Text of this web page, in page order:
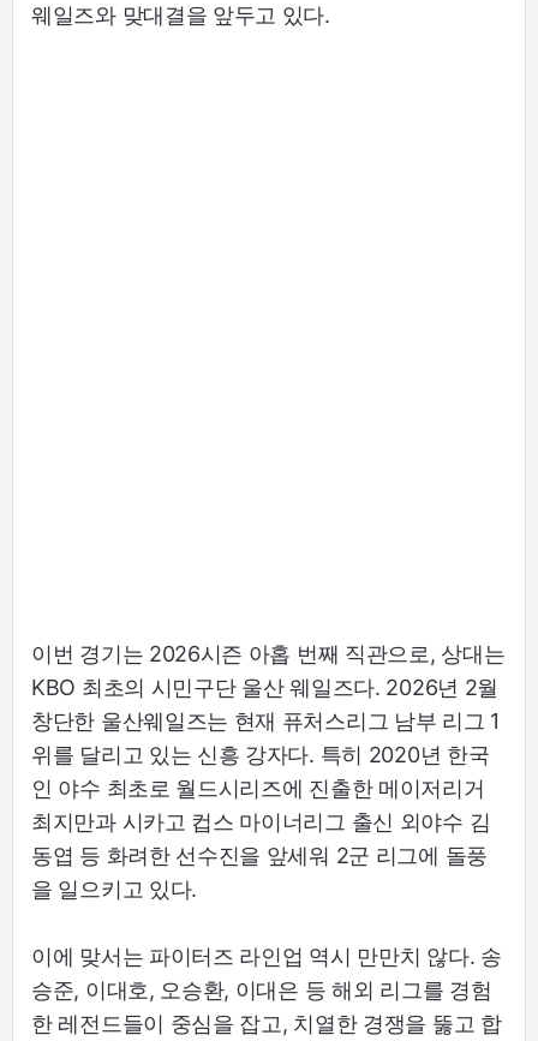
웨일즈와 맞대결을 앞두고 있다.
이번 경기는 2026시즌 아홉 번째 직관으로, 상대는
KBO 최초의 시민구단 울산 웨일즈다. 2026년 2월
창단한 울산웨일즈는 현재 퓨처스리그 남부 리그 1
위를 달리고 있는 신흥 강자다. 특히 2020년 한국
인 야수 최초로 월드시리즈에 진출한 메이저리거
최지만과 시카고 컵스 마이너리그 출신 외야수 김
동엽 등 화려한 선수진을 앞세워 2군 리그에 돌풍
을 일으키고 있다.
이에 맞서는 파이터즈 라인업 역시 만만치 않다. 송
승준, 이대호, 오승환, 이대은 등 해외 리그를 경험
한 레전드들이 중심을 잡고, 치열한 경쟁을 뚫고 합